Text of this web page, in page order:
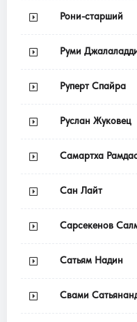
Рони-старший
Руми
Руперт Спайра
Руслан Жуковец
Самартха
Сан Лайт
Сарсекенов
Сатьям Надин
Свами